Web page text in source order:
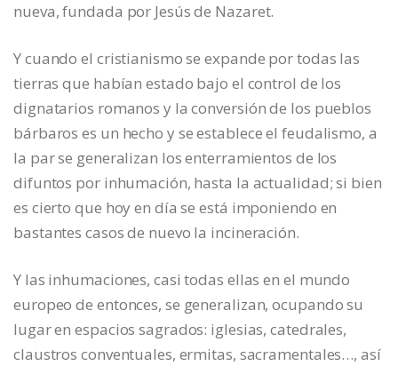
nueva, fundada por Jesús de Nazaret.
Y cuando el cristianismo se expande por todas las
tierras que habían estado bajo el control de los
dignatarios romanos y la conversión de los pueblos
bárbaros es un hecho y se establece el feudalismo, a
la par se generalizan los enterramientos de los
difuntos por inhumación, hasta la actualidad; si bien
es cierto que hoy en día se está imponiendo en
bastantes casos de nuevo la incineración.
Y las inhumaciones, casi todas ellas en el mundo
europeo de entonces, se generalizan, ocupando su
lugar en espacios sagrados: iglesias, catedrales,
claustros conventuales, ermitas, sacramentales…, así